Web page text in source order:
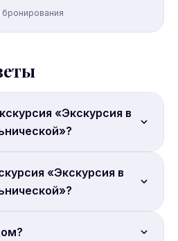
бронирования
«Экскурсия в
часа. «Экскурсия в
Бронируйте онлайн.